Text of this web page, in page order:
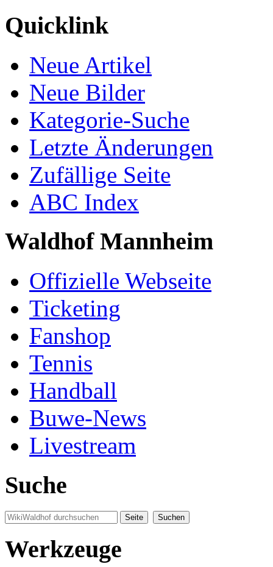
Quicklink
Neue Artikel
Neue Bilder
Kategorie-Suche
Letzte Änderungen
Zufällige Seite
ABC Index
Waldhof Mannheim
Offizielle Webseite
Ticketing
Fanshop
Tennis
Handball
Buwe-News
Livestream
Suche
Werkzeuge